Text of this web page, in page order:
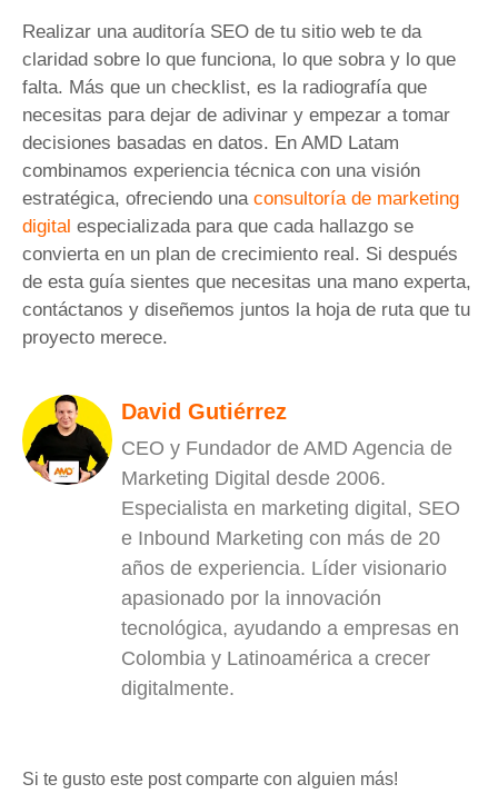
Realizar una auditoría SEO de tu sitio web te da
claridad sobre lo que funciona, lo que sobra y lo que
falta. Más que un checklist, es la radiografía que
necesitas para dejar de adivinar y empezar a tomar
decisiones basadas en datos. En AMD Latam
combinamos experiencia técnica con una visión
estratégica, ofreciendo una consultoría de marketing
digital especializada para que cada hallazgo se
convierta en un plan de crecimiento real. Si después
de esta guía sientes que necesitas una mano experta,
contáctanos y diseñemos juntos la hoja de ruta que tu
proyecto merece.
David Gutiérrez
CEO y Fundador de AMD Agencia de
Marketing Digital desde 2006.
Especialista en marketing digital, SEO
e Inbound Marketing con más de 20
años de experiencia. Líder visionario
apasionado por la innovación
tecnológica, ayudando a empresas en
Colombia y Latinoamérica a crecer
digitalmente.
Si te gusto este post comparte con alguien más!